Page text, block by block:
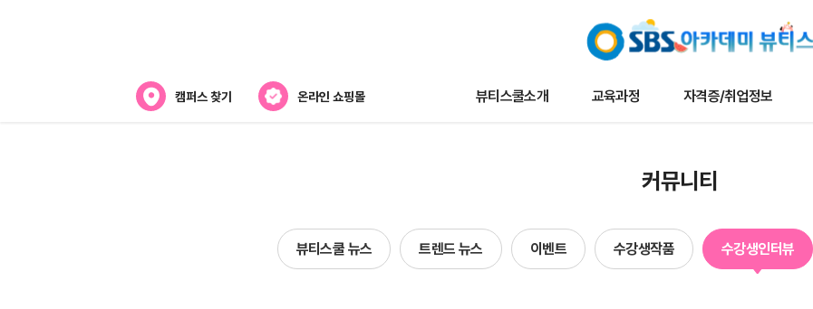
캠퍼스 찾기 온라인 쇼핑몰 뷰티스쿨소개 교육과정 자격증/취업정보
메이크업
스타일리스트
자격증정보
자료실
트렌드 뉴스
이벤트
커뮤니티
뷰티스쿨 뉴스 트렌드 뉴스 이벤트 수강생작품 수강생인터뷰